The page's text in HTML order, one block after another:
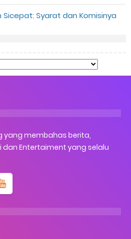
Sicepat: Syarat dan Komisinya
yang membahas berita,
dan Entertaiment yang selalu